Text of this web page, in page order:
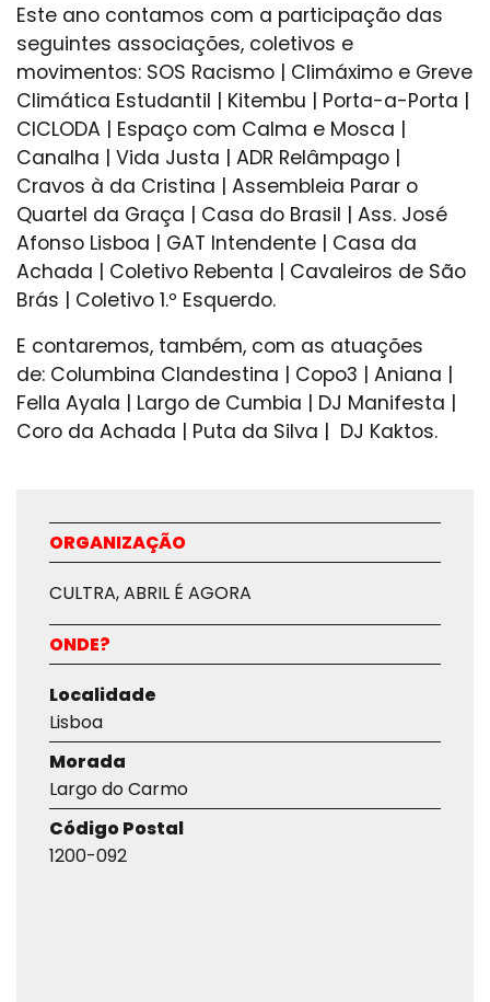
Este ano contamos com a participação das
seguintes associações, coletivos e
movimentos: SOS Racismo | Climáximo e Greve
Climática Estudantil | Kitembu | Porta-a-Porta |
CICLODA | Espaço com Calma e Mosca |
Canalha | Vida Justa | ADR Relâmpago |
Cravos à da Cristina | Assembleia Parar o
Quartel da Graça | Casa do Brasil | Ass. José
Afonso Lisboa | GAT Intendente | Casa da
Achada | Coletivo Rebenta | Cavaleiros de São
Brás | Coletivo 1.º Esquerdo.
E contaremos, também, com as atuações
de: Columbina Clandestina | Copo3 | Aniana |
Fella Ayala | Largo de Cumbia | DJ Manifesta |
Coro da Achada | Puta da Silva | DJ Kaktos.
ORGANIZAÇÃO
CULTRA, ABRIL É AGORA
ONDE?
Localidade
Lisboa
Morada
Largo do Carmo
Código Postal
1200-092